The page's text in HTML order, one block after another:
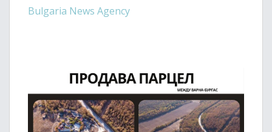
Bulgaria News Agency